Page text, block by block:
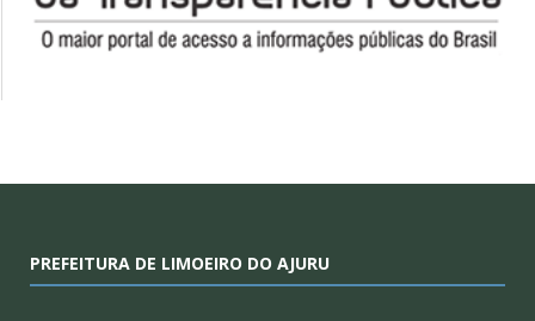
PREFEITURA DE LIMOEIRO DO AJURU